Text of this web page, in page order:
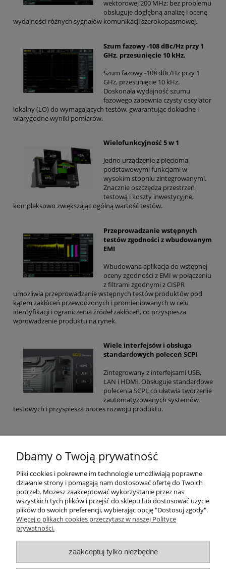
wektorowej 200 MHz: bez problemu
obsługuje dogłębną analizę i ocenę
wydajności różnych sygnałów komunikacji szerokopasmowej.
Szum fazowy -108 dBc/Hz przy 1
GHz, przesunięcie 10 kHz.
Szum fazowy -108 dBc/Hz przy 1
GHz, przesunięcie 10 kHz.
Doskonała wydajność szumu
fazowego zapewnia czysty oscylator
lokalny (LO) do wymagających testów, gwarantując dokładne i
wiarygodne wyniki pomiarów.
Wielofunkcyjność 5 w 1
Jedno urządzenie z pięcioma
podstawowymi funkcjami w
wysokim stopniu zintegrowanymi.
Znacznie oszczędza przestrzeń
testową i koszty inwestycyjne,
kompleksowo zwiększając ogólną wartość testów.
Przeprowadzanie wstępnych
testów zgodności z wbudowanym
EMI
Wbudowana aplikacja do wstępnej
oceny zgodności z EMI w połączeniu
z filtrami zgodnymi z CISPR
umożliwia przeprowadzanie wstępnych testów produktów pod
kątem zakłóceń przewodzonych i promieniowanych w celu
identyfikacji i ograniczenia źródeł zakłóceń, co przyspiesza
wprowadzenie produktu na rynek.
Wiele interfejsów i obsługa
standardowych poleceń SCPI
Zintegrowany z interfejsami USB,
LAN i HDMI. Obsługuje standardowe
polecenia SCPI, co ułatwia tworzenie
zautomatyzowanych systemów
testowych i przyspiesza proces rozwoju produktu.
Moje konto
Gwarancja i zwroty
Dbamy o Twoją prywatność
Pliki cookies i pokrewne im technologie umożliwiają poprawne
działanie strony i pomagają nam dostosować ofertę do Twoich
potrzeb. Możesz zaakceptować wykorzystanie przez nas
wszystkich tych plików i przejść do sklepu lub dostosować użycie
plików do swoich preferencji, wybierając opcję "Dostosuj zgody".
Więcej o plikach cookies przeczytasz w naszej Polityce
prywatności.
zaakceptuj tylko niezbędne